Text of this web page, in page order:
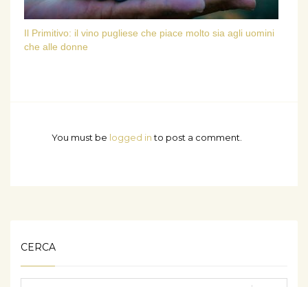
Il Primitivo: il vino pugliese che piace molto sia agli uomini
che alle donne
You must be logged into post a comment.
CERCA